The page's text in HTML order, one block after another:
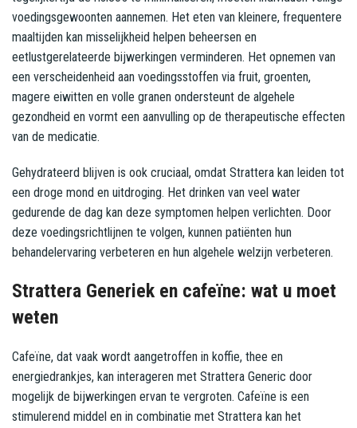
voedingsgewoonten aannemen. Het eten van kleinere, frequentere
maaltijden kan misselijkheid helpen beheersen en
eetlustgerelateerde bijwerkingen verminderen. Het opnemen van
een verscheidenheid aan voedingsstoffen via fruit, groenten,
magere eiwitten en volle granen ondersteunt de algehele
gezondheid en vormt een aanvulling op de therapeutische effecten
van de medicatie.
Gehydrateerd blijven is ook cruciaal, omdat Strattera kan leiden tot
een droge mond en uitdroging. Het drinken van veel water
gedurende de dag kan deze symptomen helpen verlichten. Door
deze voedingsrichtlijnen te volgen, kunnen patiënten hun
behandelervaring verbeteren en hun algehele welzijn verbeteren.
Strattera Generiek en cafeïne: wat u moet
weten
Cafeïne, dat vaak wordt aangetroffen in koffie, thee en
energiedrankjes, kan interageren met Strattera Generic door
mogelijk de bijwerkingen ervan te vergroten. Cafeïne is een
stimulerend middel en in combinatie met Strattera kan het